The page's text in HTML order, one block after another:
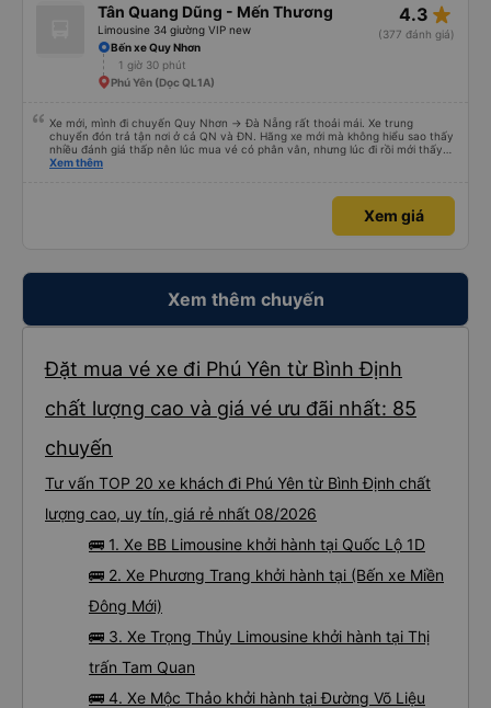
Tân Quang Dũng - Mến Thương
Limousine 34 giường VIP new
4.3 star_rate
(377 đánh giá)
Bến xe Quy Nhơn
1 giờ 30 phút
Phú Yên (Dọc QL1A)
Xe mới, mình đi chuyến Quy Nhơn -> Đà Nẵng rất thoải mái. Xe trung
chuyển đón trả tận nơi ở cả QN và ĐN. Hãng xe mới mà không hiểu sao thấy
nhiều đánh giá thấp nên lúc mua vé có phân vân, nhưng lúc đi rồi mới thấy
tuyệt vời. Mọi nhân viên đều thân thiện, nhiệt tình. Nhắn tin cho anh phụ lái
hoà mạnh, sạch sẽ. Không hiểu sao nhiều đánh giá thấp? Mọi người ủng hộ
nhé, mình đi Quy Nhơn về Đà Nẵng mà cả xe có 7 khách, nhìn thương. Chúc
Xem thêm
Xem giá
Xem thêm chuyến
Đặt mua vé xe đi Phú Yên từ Bình Định
chất lượng cao và giá vé ưu đãi nhất: 85
chuyến
Tư vấn TOP 20 xe khách đi Phú Yên từ Bình Định chất
lượng cao, uy tín, giá rẻ nhất 08/2026
🚌 1. Xe BB Limousine khởi hành tại Quốc Lộ 1D
🚌 2. Xe Phương Trang khởi hành tại (Bến xe Miền
Đông Mới)
🚌 3. Xe Trọng Thủy Limousine khởi hành tại Thị
trấn Tam Quan
🚌 4. Xe Mộc Thảo khởi hành tại Đường Võ Liệu